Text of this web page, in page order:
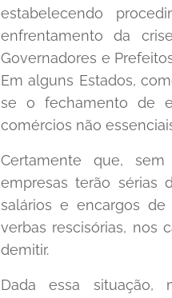
estabelecendo
enfrentamento da
Governadores e
Em alguns Estados,
se o fechamento de
comércios não
Certamente que,
empresas terão sérias
salários e encargos
verbas rescisórias, nos
demitir.
Dada essa situação,